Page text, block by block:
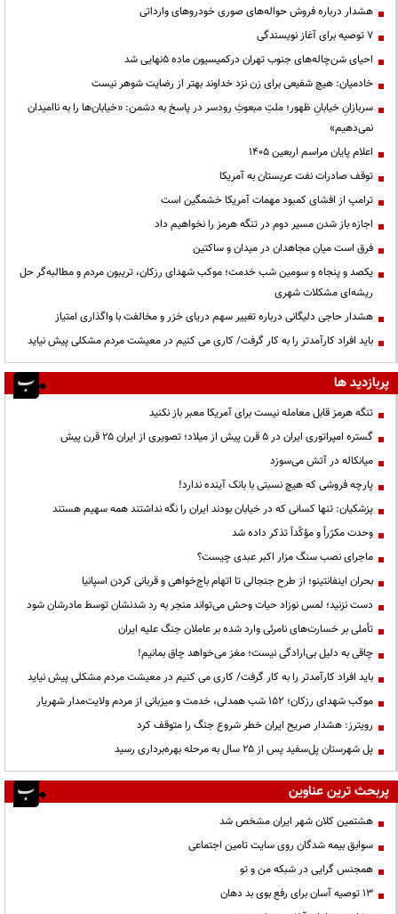
هشدار درباره فروش حواله‌های صوری خودروهای وارداتی
۷ توصیه برای آغاز نویسندگی
احیای شن‌چاله‌های جنوب تهران درکمیسیون ماده ۵نهایی شد
خادمیان: هیچ شفیعی برای زن نزد خداوند بهتر از رضایت شوهر نیست
سربازانِ خیابانِ ظهور؛ ملتِ مبعوثِ رودسر در پاسخ به دشمن: «خیابان‌ها را به ناامیدان
نمی‌دهیم»
اعلام پایان مراسم اربعین ۱۴۰۵
توقف صادرات نفت عربستان به آمریکا
ترامپ از افشای کمبود مهمات آمریکا خشمگین است
اجازه باز شدن مسیر دوم در تنگه هرمز را نخواهیم داد
فرق است میان مجاهدان در میدان و ساکتین
یکصد و پنجاه و سومین شب خدمت؛ موکب شهدای رزکان، تریبون مردم و مطالبه‌گر حل
ریشه‌ای مشکلات شهری
هشدار حاجی دلیگانی درباره تغییر سهم دریای خزر و مخالفت با واگذاری امتیاز
باید افراد کارآمدتر را به کار گرفت/ کاری می کنیم در معیشت مردم مشکلی پیش نیاید
پربازدید ها
تنگه هرمز قابل معامله نیست برای آمریکا معبر باز نکنید
گستره امپراتوری ایران در ۵ قرن پیش از میلاد؛ تصویری از ایران ۲۵ قرن پیش
میانکاله در آتش می‌سوزد
پارچه فروشی که هیچ نسبتی با بانک آینده ندارد!
پزشکیان: تنها کسانی که در خیابان بودند ایران را نگه نداشتند همه سهیم هستند
وحدت مکرّراً و مؤکّداً تذکر داده شد
ماجرای نصب سنگ مزار اکبر عبدی چیست؟
بحران اینفانتینو؛ از طرح جنجالی تا اتهام باج‌خواهی و قربانی کردن اسپانیا
دست نزنید؛ لمس نوزاد حیات وحش می‌تواند منجر به رد شدنشان توسط مادرشان شود
تأملی بر خسارت‌های نامرئی وارد شده بر عاملان جنگ علیه ایران
چاقی به دلیل بی‌ارادگی نیست؛ مغز می‌خواهد چاق بمانیم!
باید افراد کارآمدتر را به کار گرفت/ کاری می کنیم در معیشت مردم مشکلی پیش نیاید
موکب شهدای رزکان؛ ۱۵۲ شب همدلی، خدمت و میزبانی از مردم ولایت‌مدار شهریار
رویترز: هشدار صریح ایران خطر شروع جنگ را متوقف کرد
پل شهرستان پل‌سفید پس از ۲۵ سال به مرحله بهره‌برداری رسید
پربحث ترین عناوین
هشتمین کلان شهر ایران مشخص شد
سوابق بیمه شدگان روی سایت تامین اجتماعی
همجنس گرایی در شبکه من و تو
13 توصیه آسان برای رفع بوی بد دهان